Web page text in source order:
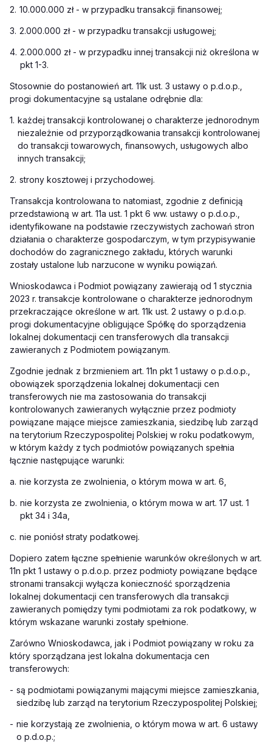
2. 10.000.000 zł - w przypadku transakcji finansowej;
3. 2.000.000 zł - w przypadku transakcji usługowej;
4. 2.000.000 zł - w przypadku innej transakcji niż określona w
pkt 1-3.
Stosownie do postanowień art. 11k ust. 3 ustawy o p.d.o.p.,
progi dokumentacyjne są ustalane odrębnie dla:
1. każdej transakcji kontrolowanej o charakterze jednorodnym
niezależnie od przyporządkowania transakcji kontrolowanej
do transakcji towarowych, finansowych, usługowych albo
innych transakcji;
2. strony kosztowej i przychodowej.
Transakcja kontrolowana to natomiast, zgodnie z definicją
przedstawioną w art. 11a ust. 1 pkt 6 ww. ustawy o p.d.o.p.,
identyfikowane na podstawie rzeczywistych zachowań stron
działania o charakterze gospodarczym, w tym przypisywanie
dochodów do zagranicznego zakładu, których warunki
zostały ustalone lub narzucone w wyniku powiązań.
Wnioskodawca i Podmiot powiązany zawierają od 1 stycznia
2023 r. transakcje kontrolowane o charakterze jednorodnym
przekraczające określone w art. 11k ust. 2 ustawy o p.d.o.p.
progi dokumentacyjne obligujące Spółkę do sporządzenia
lokalnej dokumentacji cen transferowych dla transakcji
zawieranych z Podmiotem powiązanym.
Zgodnie jednak z brzmieniem art. 11n pkt 1 ustawy o p.d.o.p.,
obowiązek sporządzenia lokalnej dokumentacji cen
transferowych nie ma zastosowania do transakcji
kontrolowanych zawieranych wyłącznie przez podmioty
powiązane mające miejsce zamieszkania, siedzibę lub zarząd
na terytorium Rzeczypospolitej Polskiej w roku podatkowym,
w którym każdy z tych podmiotów powiązanych spełnia
łącznie następujące warunki:
a. nie korzysta ze zwolnienia, o którym mowa w art. 6,
b. nie korzysta ze zwolnienia, o którym mowa w art. 17 ust. 1
pkt 34 i 34a,
c. nie poniósł straty podatkowej.
Dopiero zatem łączne spełnienie warunków określonych w art.
11n pkt 1 ustawy o p.d.o.p. przez podmioty powiązane będące
stronami transakcji wyłącza konieczność sporządzenia
lokalnej dokumentacji cen transferowych dla transakcji
zawieranych pomiędzy tymi podmiotami za rok podatkowy, w
którym wskazane warunki zostały spełnione.
Zarówno Wnioskodawca, jak i Podmiot powiązany w roku za
który sporządzana jest lokalna dokumentacja cen
transferowych:
- są podmiotami powiązanymi mającymi miejsce zamieszkania,
siedzibę lub zarząd na terytorium Rzeczypospolitej Polskiej;
- nie korzystają ze zwolnienia, o którym mowa w art. 6 ustawy
o p.d.o.p.;